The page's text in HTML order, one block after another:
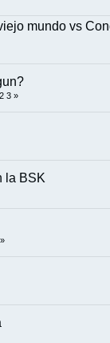
mundo vs
2 3 »
la BSK
»